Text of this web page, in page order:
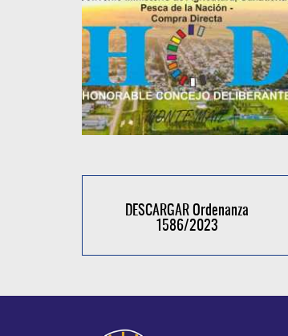
DESCARGAR Ordenanza
1586/2023